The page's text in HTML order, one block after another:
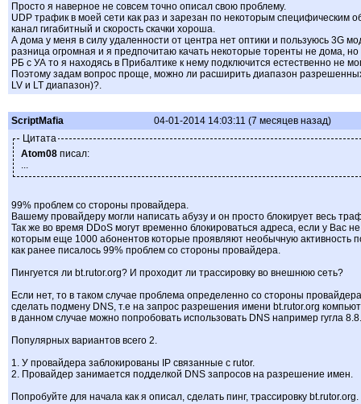
Просто я наверное не совсем точно описал свою проблему.
UDP трафик в моей сети как раз и зарезан по некоторым специфическим
канал гигабитный и скорость скачки хороша.
А дома у меня в силу удаленности от центра нет оптики и пользуюсь 3G
разница огромная и я предпочитаю качать некоторые торенты не дома,
РБ с УА то я находясь в Прибалтике к нему подключится естественно не
Поэтому задам вопрос проще, можно ли расширить диапазон
LV и LT диапазон)?.
ScriptMafia
04-01-2014 14:03:11 (7 месяцев назад)
Цитата
Atom08 писал:
99% проблем со стороны провайдера.
Вашему провайдеру могли написать абузу и он просто блокирует весь
Так же во время DDoS могут временно блокироваться адреса, если у Вас
которым еще 1000 абонентов которые проявляют необычную активность
как ранее писалось 99% проблем со стороны провайдера.
Пингуется ли bt.rutor.org? И проходит ли трассировку во внешнюю сеть?
Если нет, то в таком случае проблема определенно со стороны
сделать подмену DNS, т.е на запрос разрешения имени bt.rutor.org
в данном случае можно попробовать использовать DNS например гугла
Популярных вариантов всего 2.
1. У провайдера заблокированы IP связанные с rutor.
2. Провайдер занимается подделкой DNS запросов на разрешение имен.
Попробуйте для начала как я описал, сделать пинг, трассировку bt.rutor.org.